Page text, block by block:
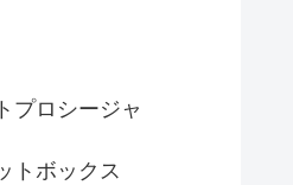
プロシージャ
トボックス